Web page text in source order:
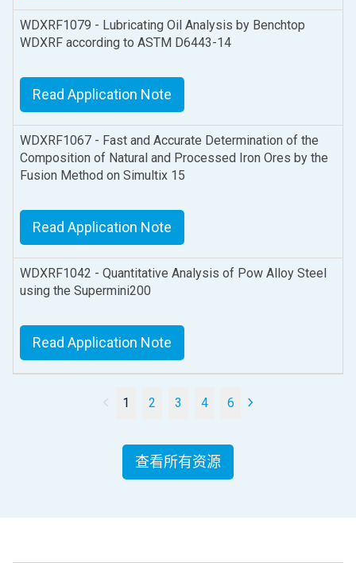
WDXRF1079 - Lubricating Oil Analysis by Benchtop
WDXRF according to ASTM D6443-14
Read Application Note
WDXRF1067 - Fast and Accurate Determination of the
Composition of Natural and Processed Iron Ores by the
Fusion Method on Simultix 15
Read Application Note
WDXRF1042 - Quantitative Analysis of Pow Alloy Steel
using the Supermini200
Read Application Note
1 2 3 4 6
查看所有资源